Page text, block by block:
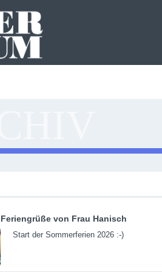
Feriengrüße von Frau Hanisch
Start der Sommerferien 2026 :-)